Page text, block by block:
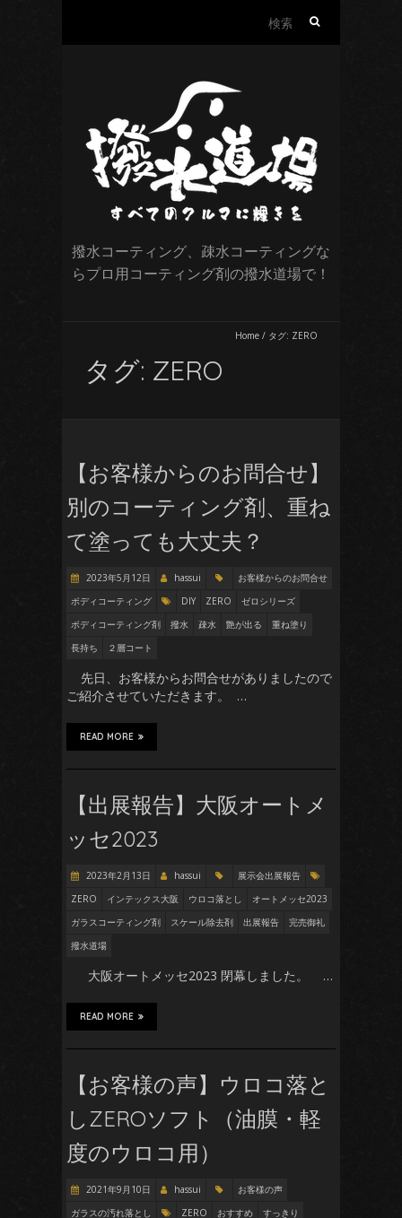
撥水コーティング、疎水コーティングな
らプロ用コーティング剤の撥水道場で！
Home / タグ: ZERO
タグ: ZERO
【お客様からのお問合せ】
別のコーティング剤、重ね
て塗っても大丈夫？
2023年5月12日 hassui
お客様からのお問合せ
ボディコーティング
DIY ZERO
ゼロシリーズ
ボディコーティング剤
撥水 疎水 艶が出る
重ね塗り
長持ち
２層コート
先日、お客様からお問合せがありましたので
ご紹介させていただきます。 …
READ MORE
【出展報告】大阪オートメ
ッセ2023
2023年2月13日 hassui
展示会出展報告
ZERO
インテックス大阪 ウロコ落とし
オートメッセ2023
ガラスコーティング剤
スケール除去剤 出展報告
完売御礼
撥水道場
大阪オートメッセ2023 閉幕しました。 …
READ MORE
【お客様の声】ウロコ落と
しZEROソフト（油膜・軽
度のウロコ用）
2021年9月10日 hassui
お客様の声
ガラスの汚れ落とし
ZERO おすすめ
すっきり